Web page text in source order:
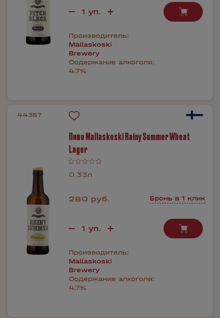
Производитель:
Mallaskoski
Brewery
Содержание алкоголя:
4.7%
44357
Пиво Mallaskoski Rainy Summer Wheat
Lager
0.33л
280 руб. Бронь в 1 клик
Производитель:
Mallaskoski
Brewery
Содержание алкоголя:
4.7%